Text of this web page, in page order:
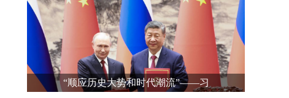
“顺应历史大势和时代潮流”——习